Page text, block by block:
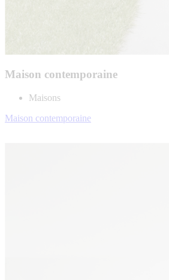
Maison contemporaine
Maisons
Maison contemporaine